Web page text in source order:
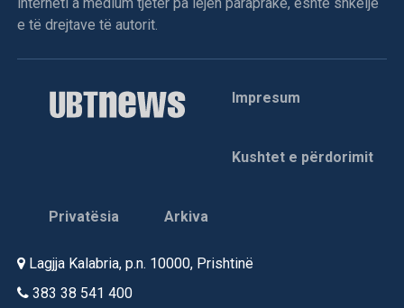
interneti a medium tjetër pa lejen paraprake, është shkelje
e të drejtave të autorit.
Impresum
Kushtet e përdorimit
Privatësia Arkiva
Lagjja Kalabria, p.n. 10000, Prishtinë
383 38 541 400